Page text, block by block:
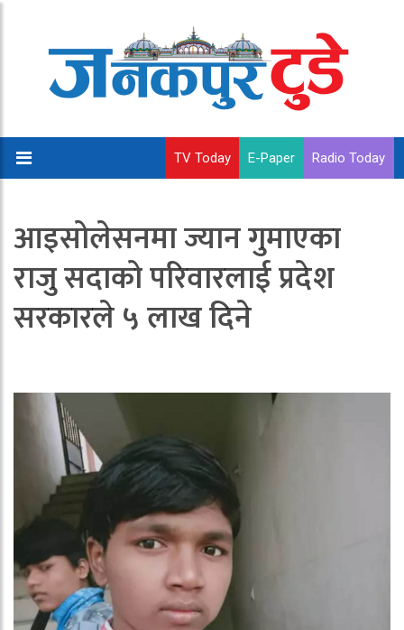
TV Today E-Paper Radio Today
आइसोलेसनमा ज्यान गुमाएका
राजु सदाको परिवारलाई प्रदेश
सरकारले ५ लाख दिने